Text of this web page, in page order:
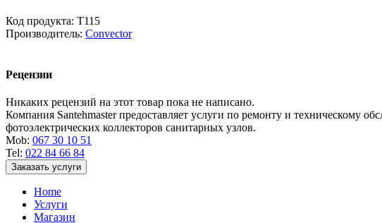
Код продукта: T115
Производитель: Convector
Рецензии
Никаких рецензий на этот товар пока не написано.
Компания Santehmaster предоставляет услуги по ремонту и техническому
фотоэлектрических коллекторов санитарных узлов.
Mob: 067 30 10 51
Tel: 022 84 66 84
Заказать услуги
Home
Услуги
Магазин